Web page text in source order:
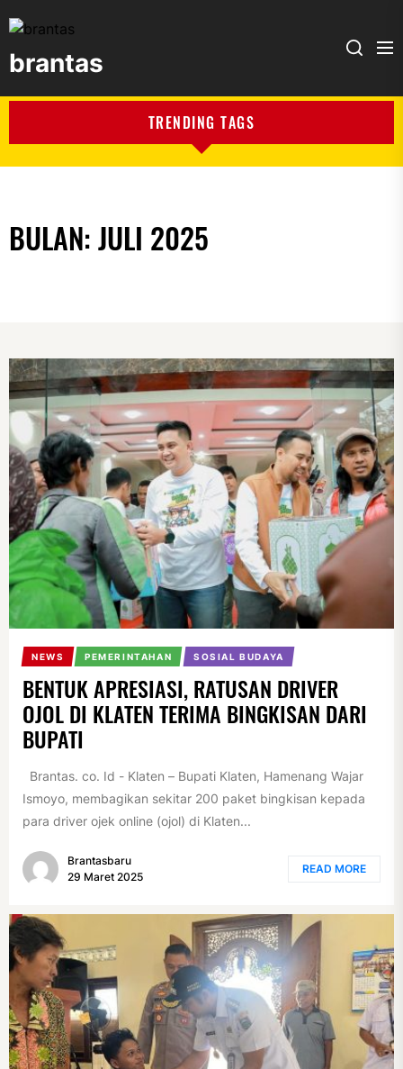
brantas
TRENDING TAGS
BULAN:JULI 2025
NEWS PEMERINTAHAN SOSIAL BUDAYA
BENTUK APRESIASI, RATUSAN DRIVER
OJOL DI KLATEN TERIMA BINGKISAN DARI
BUPATI
Brantas. co. Id - Klaten – Bupati Klaten, Hamenang Wajar
Ismoyo, membagikan sekitar 200 paket bingkisan kepada
para driver ojek online (ojol) di Klaten...
Brantasbaru
29 Maret 2025
READ MORE